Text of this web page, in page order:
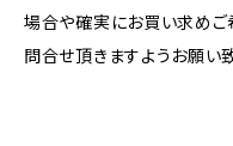
場合や確実にお買い求め
問合せ頂きますようお願い致